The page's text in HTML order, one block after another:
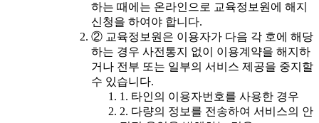
하는 때에는 온라인으로 교육정보원에 해지
신청을 하여야 합니다.
② 교육정보원은 이용자가 다음 각 호에 해당
하는 경우 사전통지 없이 이용계약을 해지하
거나 전부 또는 일부의 서비스 제공을 중지할
수 있습니다.
1. 타인의 이용자번호를 사용한 경우
2. 다량의 정보를 전송하여 서비스의 안